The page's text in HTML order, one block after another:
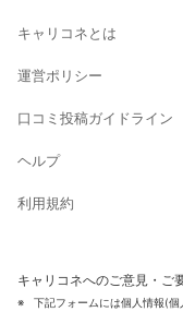
キャリコネとは
運営ポリシー
口コミ投稿ガイドライン
ヘルプ
利用規約
キャリコネへのご意見・ご
下記フォームには個人情報(